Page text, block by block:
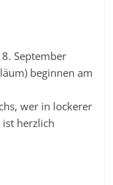
September
beginnen am
wer in lockerer
herzlich